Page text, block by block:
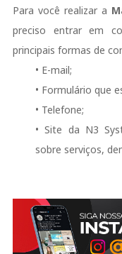
Para você realizar a
preciso entrar em
principais formas de
• E-mail;
• Formulário que
• Telefone;
• Site da N3
sobre serviços,